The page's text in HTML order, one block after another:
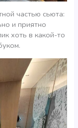
частью сьюта:
и приятно
хоть в какой-то